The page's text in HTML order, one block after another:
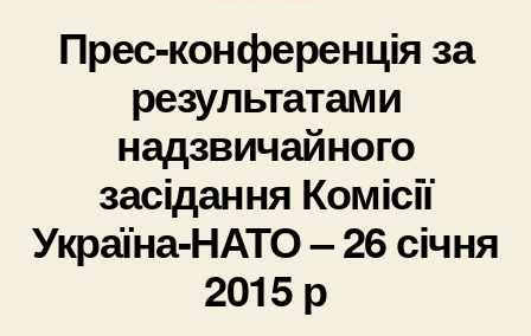
Прес-конференція за
результатами
надзвичайного
засідання Комісії
Україна-НАТО – 26 січня
2015 р